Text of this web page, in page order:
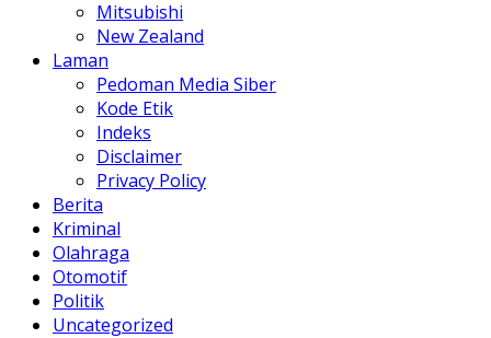
Mitsubishi
New Zealand
Laman
Pedoman Media Siber
Kode Etik
Indeks
Disclaimer
Privacy Policy
Berita
Kriminal
Olahraga
Otomotif
Politik
Uncategorized